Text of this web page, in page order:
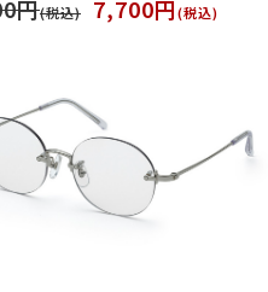
円(税込) 7,700円(税込)